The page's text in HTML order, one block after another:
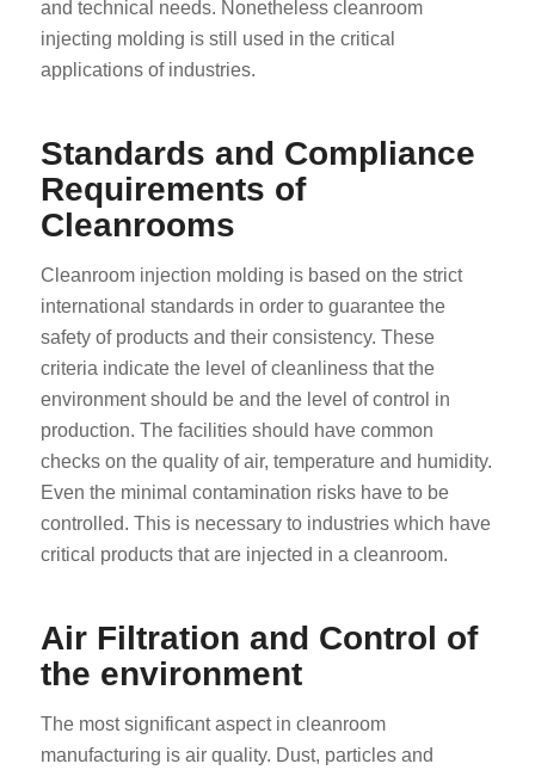
and technical needs. Nonetheless cleanroom
injecting molding is still used in the critical
applications of industries.
Standards and Compliance
Requirements of
Cleanrooms
Cleanroom injection molding is based on the strict
international standards in order to guarantee the
safety of products and their consistency. These
criteria indicate the level of cleanliness that the
environment should be and the level of control in
production. The facilities should have common
checks on the quality of air, temperature and humidity.
Even the minimal contamination risks have to be
controlled. This is necessary to industries which have
critical products that are injected in a cleanroom.
Air Filtration and Control of
the environment
The most significant aspect in cleanroom
manufacturing is air quality. Dust, particles and